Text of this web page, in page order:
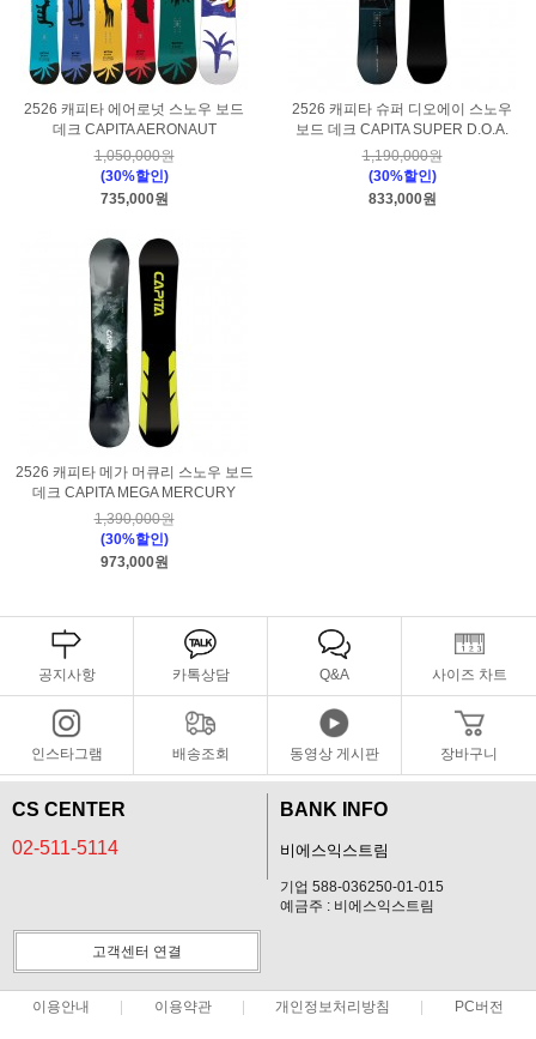
2526 캐피타 에어로넛 스노우 보드
데크 CAPITA AERONAUT
1,050,000원
(30%할인)
735,000원
2526 캐피타 슈퍼 디오에이 스노우
보드 데크 CAPITA SUPER D.O.A.
1,190,000원
(30%할인)
833,000원
2526 캐피타 메가 머큐리 스노우 보드
데크 CAPITA MEGA MERCURY
1,390,000원
(30%할인)
973,000원
공지사항 카톡상담 Q&A 사이즈 차트
인스타그램 배송조회 동영상 게시판 장바구니
CS CENTER
02-511-5114
BANK INFO
비에스익스트림
기업 588-036250-01-015
예금주 : 비에스익스트림
고객센터 연결
이용안내 이용약관 개인정보처리방침 PC버전